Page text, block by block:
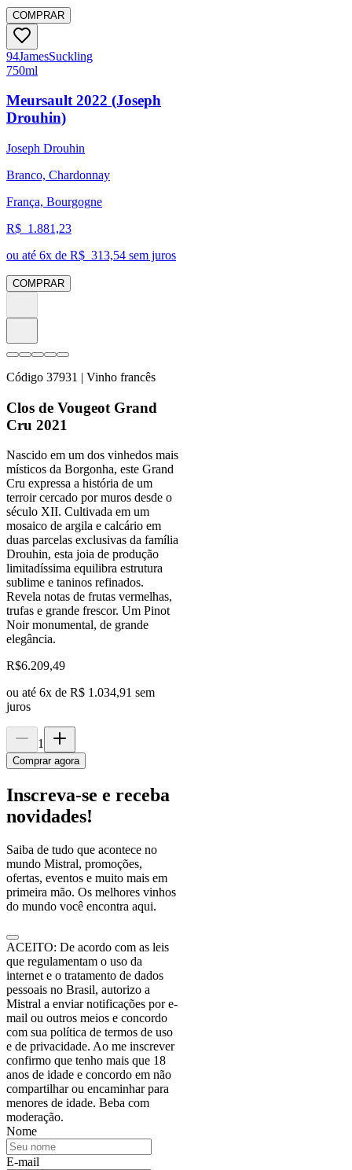
COMPRAR
94JamesSuckling
750ml
Meursault 2022 (Joseph
Drouhin)
Joseph Drouhin
Branco, Chardonnay
França, Bourgogne
R$ 1.881,23
ou até 6x de R$ 313,54 sem juros
COMPRAR
Código 37931 | Vinho francês
Clos de Vougeot Grand
Cru 2021
Nascido em um dos vinhedos mais
místicos da Borgonha, este Grand
Cru expressa a história de um
terroir cercado por muros desde o
século XII. Cultivada em um
mosaico de argila e calcário em
duas parcelas exclusivas da família
Drouhin, esta joia de produção
limitadíssima equilibra estrutura
sublime e taninos refinados.
Revela notas de frutas vermelhas,
trufas e grande frescor. Um Pinot
Noir monumental, de grande
elegância.
R$6.209,49
ou até 6x de R$ 1.034,91 sem
juros
1
Comprar agora
Inscreva-se e receba
novidades!
Saiba de tudo que acontece no
mundo Mistral, promoções,
ofertas, eventos e muito mais em
primeira mão. Os melhores vinhos
do mundo você encontra aqui.
ACEITO: De acordo com as leis
que regulamentam o uso da
internet e o tratamento de dados
pessoais no Brasil, autorizo a
Mistral a enviar notificações por e-
mail ou outros meios e concordo
com sua política de termos de uso
e de privacidade. Ao me inscrever
confirmo que tenho mais que 18
anos de idade e concordo em não
compartilhar ou encaminhar para
menores de idade. Beba com
moderação.
Nome
E-mail